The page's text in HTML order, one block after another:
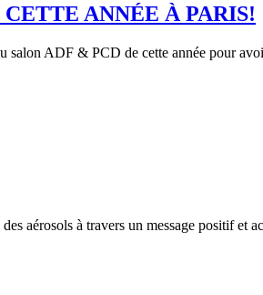
ANNÉE À PARIS!
salon ADF & PCD de cette année pour
aérosols à travers un message positif et